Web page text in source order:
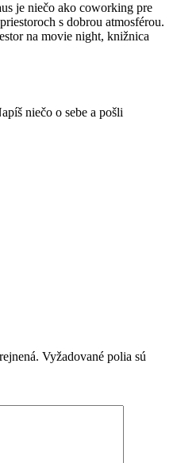
je niečo ako coworking pre
s dobrou atmosférou.
na movie night, knižnica
niečo o sebe a pošli
Vyžadované polia sú